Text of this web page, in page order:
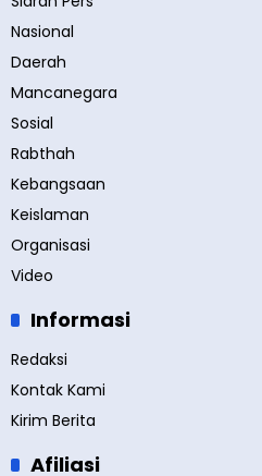
Nasional
Daerah
Mancanegara
Sosial
Rabthah
Kebangsaan
Keislaman
Organisasi
Video
Informasi
Redaksi
Kontak Kami
Kirim Berita
Afiliasi